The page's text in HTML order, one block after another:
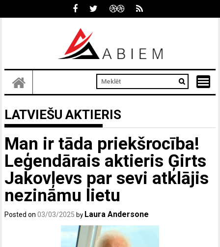
LATVIEŠU AKTIERIS
Man ir tāda priekšrocība!
Leģendārais aktieris Ģirts
Jakovļevs par sevi atklājis
nezināmu lietu
Posted on03/03/2025 by Laura Andersone